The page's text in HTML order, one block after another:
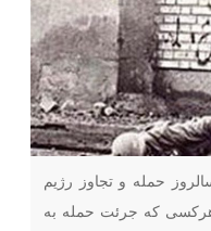
حمله و تجاوز رژیم
هرکسی که جرئت حمله به